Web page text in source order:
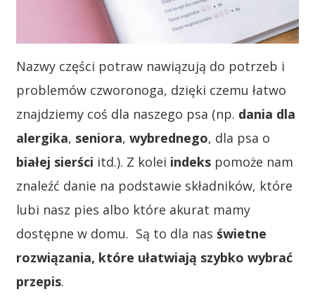
Nazwy części potraw nawiązują do potrzeb i
problemów czworonoga, dzięki czemu łatwo
znajdziemy coś dla naszego psa (np. dania dla
alergika, seniora, wybrednego, dla psa o
białej sierści itd.). Z kolei indekspomoże nam
znaleźć danie na podstawie składników, które
lubi nasz pies albo które akurat mamy
dostępne w domu. Są to dla nas świetne
rozwiązania, które ułatwiają szybko wybrać
przepis.